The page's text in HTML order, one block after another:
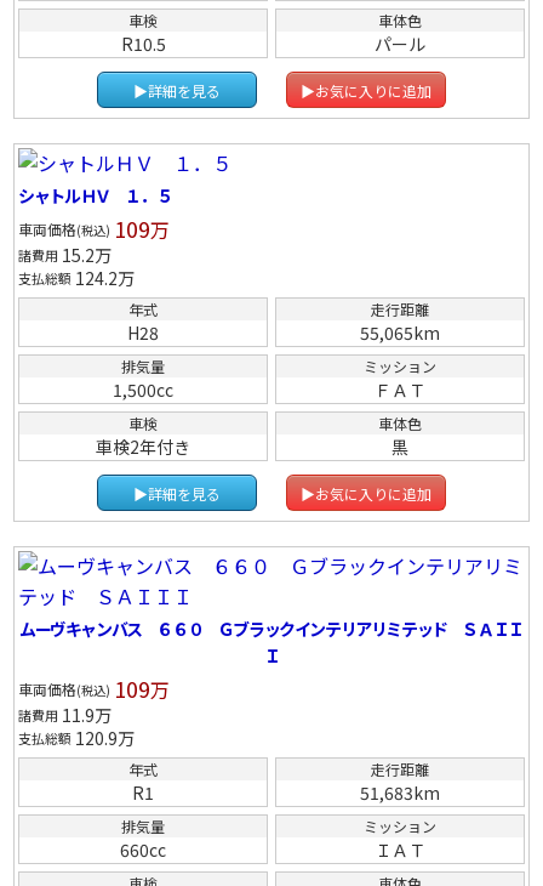
車検
R10.5
車体色
パール
▶詳細を見る ▶お気に入りに追加
シャトルＨＶ １．５
車両価格(税込) 109万
諸費用 15.2万
支払総額 124.2万
年式
H28
走行距離
55,065km
排気量
1,500cc
ミッション
ＦＡＴ
車検
車検2年付き
車体色
黒
▶詳細を見る ▶お気に入りに追加
ムーヴキャンバス ６６０ Ｇブラックインテリアリミテッド ＳＡＩＩ
Ｉ
車両価格(税込) 109万
諸費用 11.9万
支払総額 120.9万
年式
R1
走行距離
51,683km
排気量
660cc
ミッション
ＩＡＴ